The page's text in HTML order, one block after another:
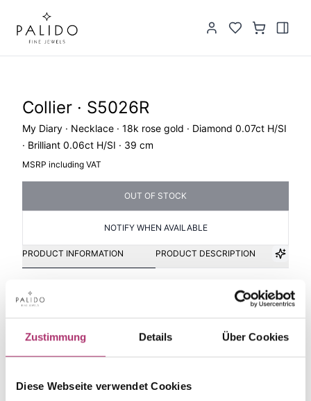
Zustimmung Details Über Cookies
Diese Webseite verwendet Cookies
Collier · S5026R
My Diary · Necklace · 18k rose gold · Diamond 0.07ct H/SI
· Brilliant 0.06ct H/SI · 39 cm
MSRP including VAT
OUT OF STOCK
NOTIFY WHEN AVAILABLE
PRODUCT INFORMATION PRODUCT DESCRIPTION
Item group
Weight
Serial number
9010595626760
-